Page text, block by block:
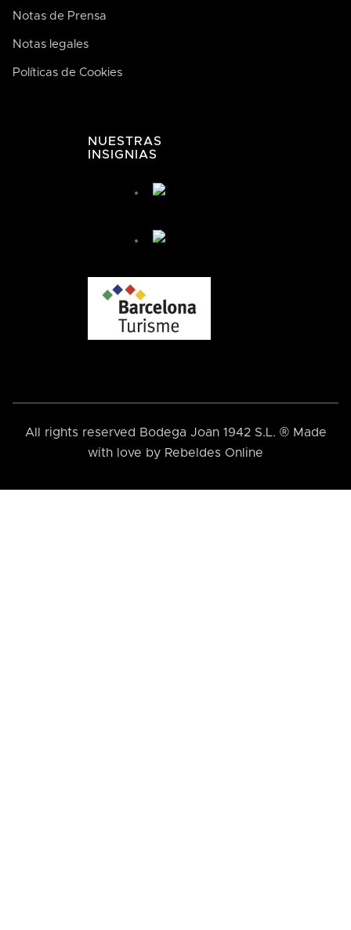
Notas de Prensa
Notas legales
Políticas de Cookies
NUESTRAS
INSIGNIAS
All rights reserved Bodega Joan 1942 S.L. ® Made
with love by Rebeldes Online